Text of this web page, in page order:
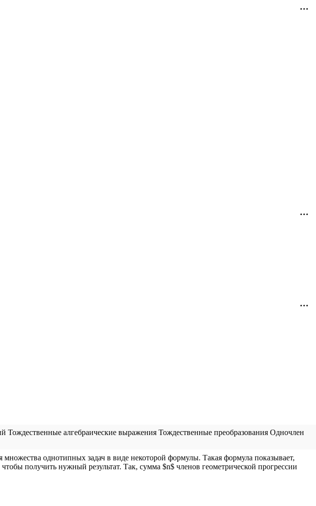
Тождественные алгебраические выражения Тождественные преобразования Одночлен
однотипных задач в виде некоторой формулы. Такая формула показывает,
получить нужный результат. Так, сумма $n$ членов геометрической прогрессии